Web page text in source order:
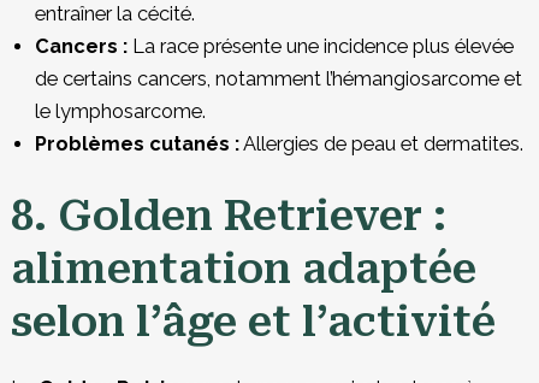
entraîner la cécité.
Cancers :La race présente une incidence plus élevée
de certains cancers, notamment l’hémangiosarcome et
le lymphosarcome.
Problèmes cutanés :Allergies de peau et dermatites.
8. Golden Retriever :
alimentation adaptée
selon l’âge et l’activité